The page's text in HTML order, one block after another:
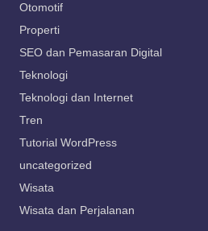
Otomotif
Properti
SEO dan Pemasaran Digital
Teknologi
Teknologi dan Internet
Tren
Tutorial WordPress
uncategorized
Wisata
Wisata dan Perjalanan